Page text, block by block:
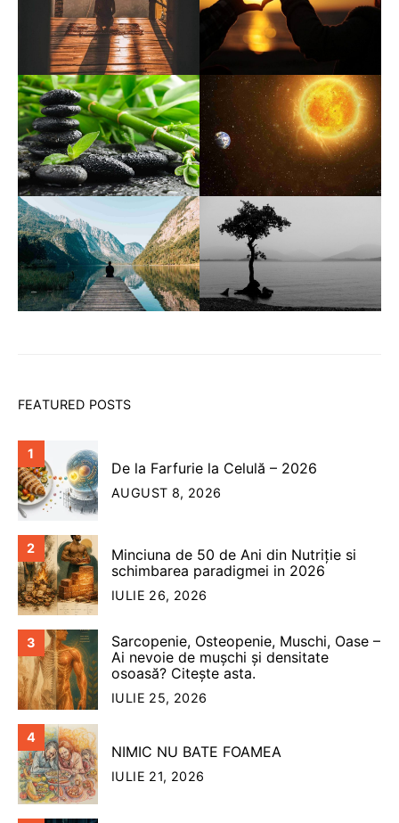
FEATURED POSTS
1
De la Farfurie la Celulă – 2026
AUGUST 8, 2026
2
Minciuna de 50 de Ani din Nutriție si
schimbarea paradigmei in 2026
IULIE 26, 2026
3
Sarcopenie, Osteopenie, Muschi, Oase –
Ai nevoie de mușchi și densitate
osoasă? Citește asta.
IULIE 25, 2026
4
NIMIC NU BATE FOAMEA
IULIE 21, 2026